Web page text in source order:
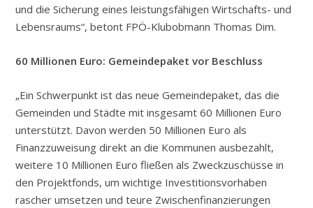
und die Sicherung eines leistungsfähigen Wirtschafts- und
Lebensraums“, betont FPÖ-Klubobmann Thomas Dim.
60 Millionen Euro: Gemeindepaket vor Beschluss
„Ein Schwerpunkt ist das neue Gemeindepaket, das die
Gemeinden und Städte mit insgesamt 60 Millionen Euro
unterstützt. Davon werden 50 Millionen Euro als
Finanzzuweisung direkt an die Kommunen ausbezahlt,
weitere 10 Millionen Euro fließen als Zweckzuschüsse in
den Projektfonds, um wichtige Investitionsvorhaben
rascher umsetzen und teure Zwischenfinanzierungen